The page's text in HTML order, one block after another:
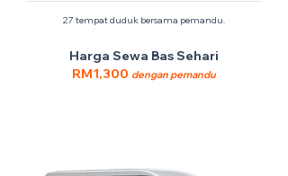
27 tempat duduk bersama pemandu.
Harga Sewa Bas Sehari
RM1,300 dengan pemandu